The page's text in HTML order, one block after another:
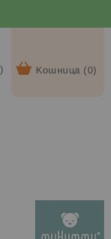
Кошница (0)
)